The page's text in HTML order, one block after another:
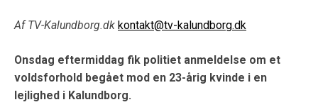
Af TV-Kalundborg.dk kontakt@tv-kalundborg.dk
Onsdag eftermiddag fik politiet anmeldelse om et
voldsforhold begået mod en 23-årig kvinde i en
lejlighed i Kalundborg.